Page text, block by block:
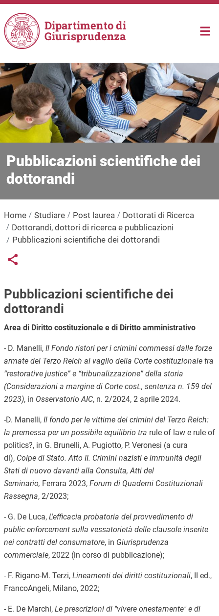
Salta al contenuto principale
Dipartimento di
Giurisprudenza
Pubblicazioni scientifiche dei
dottorandi
Home Studiare Post laurea
Dottorati di Ricerca
Dottorandi, dottori di ricerca e pubblicazioni
Pubblicazioni scientifiche dei dottorandi
Links condivisione social
Share button
Pubblicazioni scientifiche dei
dottorandi
Area di Diritto costituzionale e di Diritto amministrativo
- D. Manelli, Il Fondo ristori per i crimini commessi dalle forze
armate del Terzo Reich al vaglio della Corte costituzionale tra
“restorative justice” e “tribunalizzazione” della storia
(Considerazioni a margine di Corte cost., sentenza n. 159 del
2023), in Osservatorio AIC, n. 2/2024, 2 aprile 2024.
-D. Manelli, Il fondo per le vittime dei crimini del Terzo Reich:
la premessa per un possibile equilibrio tra rule of lawe rule of
politics?, in G. Brunelli, A. Pugiotto, P. Veronesi (a cura
di), Colpe di Stato. Atto II. Crimini nazisti e immunità degli
Stati di nuovo davanti alla Consulta, Atti del
Seminario, Ferrara 2023, Forum di Quaderni Costituzionali
Rassegna, 2/2023;
- G. De Luca, L'efficacia probatoria del provvedimento di
public enforcement sulla vessatorietà delle clausole inserite
nei contratti del consumatore, in Giurisprudenza
commerciale, 2022 (in corso di pubblicazione);
- F. Rigano-M. Terzi, Lineamenti dei diritti costituzionali, II ed.,
FrancoAngeli, Milano, 2022;
- E. De Marchi, Le prescrizioni di "vivere onestamente" e di